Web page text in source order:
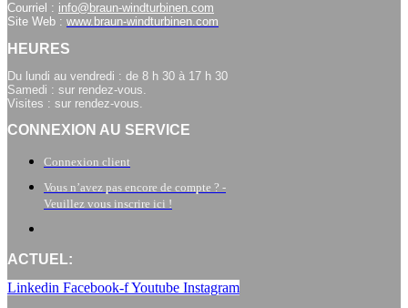
Courriel : info@braun-windturbinen.com
Site Web : www.braun-windturbinen.com
HEURES
Du lundi au vendredi : de 8 h 30 à 17 h 30
Samedi : sur rendez-vous.
Visites : sur rendez-vous.
CONNEXION AU SERVICE
Connexion client
Vous n’avez pas encore de compte ? -
Veuillez vous inscrire ici !
ACTUEL:
Linkedin Facebook-fYoutube Instagram